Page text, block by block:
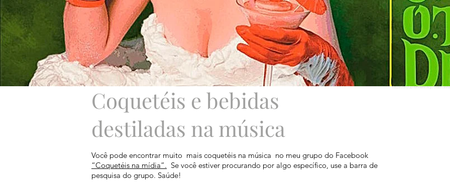
Coquetéis e bebidas
destiladas na música
Foto por Cherry Capri & the Martini Kings / Creative
Você pode encontrar muito mais coquetéis na música no meu grupo do Facebook
“Coquetéis na mídia”. Se você estiver procurando por algo específico, use a barra de
pesquisa do grupo. Saúde!